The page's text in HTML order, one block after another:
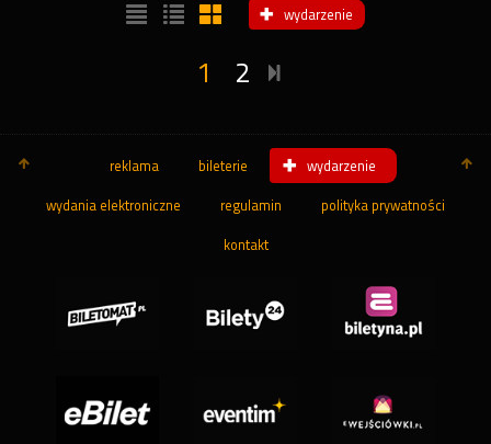
wydarzenie
1 2
reklama bileterie wydarzenie
wydania elektroniczne regulamin polityka prywatności
kontakt